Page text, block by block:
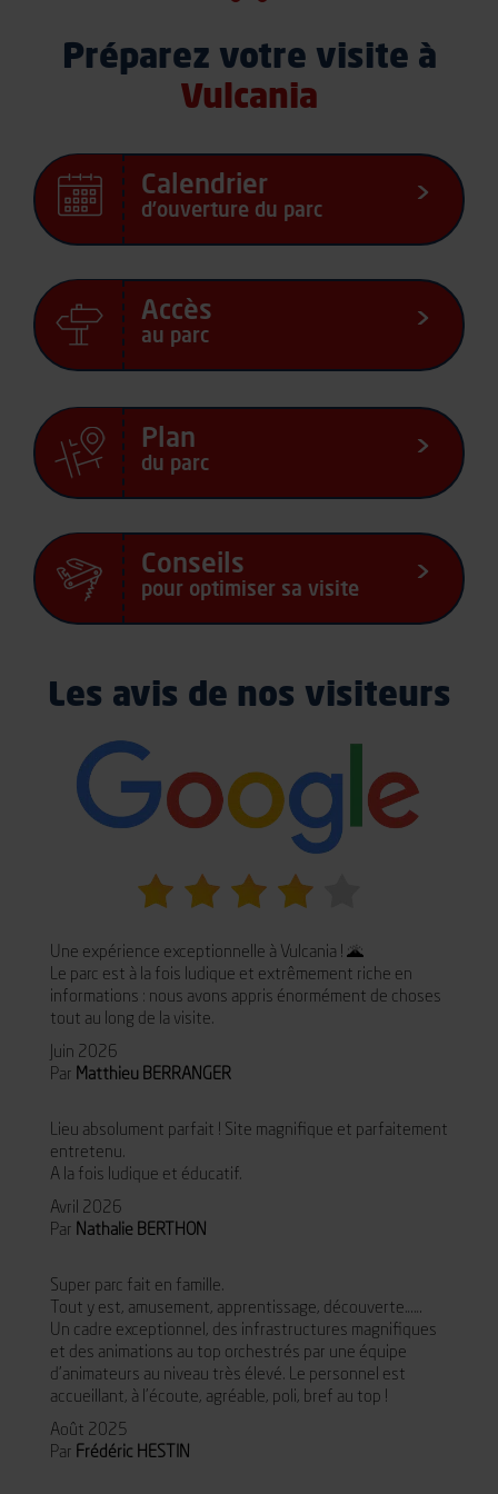
Préparez votre visite à
Vulcania
Calendrier
d’ouverture du parc
Accès
au parc
Plan
du parc
Conseils
pour optimiser sa visite
Les avis de nos visiteurs
Une expérience exceptionnelle à Vulcania ! 🌋
Le parc est à la fois ludique et extrêmement riche en
informations : nous avons appris énormément de choses
tout au long de la visite.
Juin 2026
Par Matthieu BERRANGER
Lieu absolument parfait ! Site magnifique et parfaitement
entretenu.
A la fois ludique et éducatif.
Avril 2026
Par Nathalie BERTHON
Super parc fait en famille.
Tout y est, amusement, apprentissage, découverte……
Un cadre exceptionnel, des infrastructures magnifiques
et des animations au top orchestrés par une équipe
d’animateurs au niveau très élevé. Le personnel est
accueillant, à l’écoute, agréable, poli, bref au top !
Août 2025
Par Frédéric HESTIN